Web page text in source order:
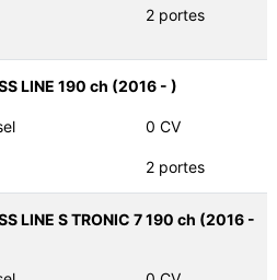
2 portes
LINE 190 ch (2016 - )
0 CV
2 portes
LINE S TRONIC 7 190 ch (2016 -